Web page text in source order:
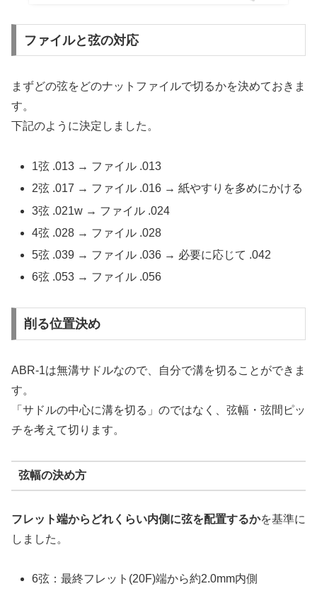
ファイルと弦の対応
まずどの弦をどのナットファイルで切るかを決めておきま
す。
下記のように決定しました。
1弦 .013 → ファイル .013
2弦 .017 → ファイル .016 → 紙やすりを多めにかける
3弦 .021w → ファイル .024
4弦 .028 → ファイル .028
5弦 .039 → ファイル .036 → 必要に応じて .042
6弦 .053 → ファイル .056
削る位置決め
ABR-1は無溝サドルなので、自分で溝を切ることができま
す。
「サドルの中心に溝を切る」のではなく、弦幅・弦間ピッ
チを考えて切ります。
弦幅の決め方
フレット端からどれくらい内側に弦を配置するかを基準に
しました。
6弦：最終フレット(20F)端から約2.0mm内側